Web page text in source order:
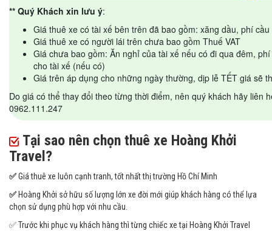
** Quý Khách xin lưu ý:
Giá thuê xe có tài xế bên trên đã bao gồm: xăng dầu, phí
Giá thuê xe có người lái trên chưa bao gồm Thuế VAT
Giá chưa bao gồm: Ăn nghỉ của tài xế nếu có đi qua đêm,
cho tài xế (nếu có)
Giá trên áp dụng cho những ngày thường, dịp lễ TẾT giá sẽ
Do giá có thể thay đổi theo từng thời điểm, nên quý khách hãy liên
0962.111.247
Tại sao nên chọn thuê xe Hoàng Khởi
Travel ?
✅Giá thuê xe luôn cạnh tranh, tốt nhất thị trường Hồ Chí Minh
✅ Hoàng Khởi sở hữu số lượng lớn xe đời mới giúp khách hàng có thể lựa
chọn sử dụng phù hợp với nhu cầu.
✅ Trước khi phục vụ khách hàng thì từng chiếc xe tại Hoàng Khởi Travel